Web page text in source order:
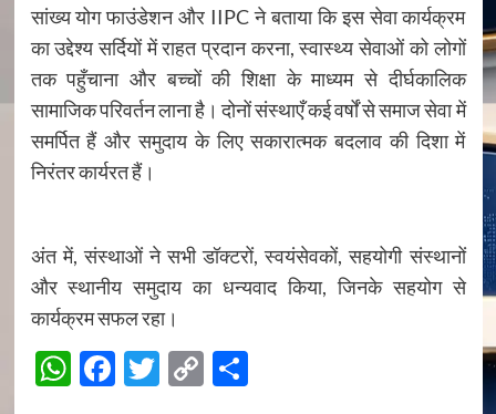
सांख्य योग फाउंडेशन और IIPC ने बताया कि इस सेवा कार्यक्रम
का उद्देश्य सर्दियों में राहत प्रदान करना, स्वास्थ्य सेवाओं को लोगों
तक पहुँचाना और बच्चों की शिक्षा के माध्यम से दीर्घकालिक
सामाजिक परिवर्तन लाना है। दोनों संस्थाएँ कई वर्षों से समाज सेवा में
समर्पित हैं और समुदाय के लिए सकारात्मक बदलाव की दिशा में
निरंतर कार्यरत हैं।
अंत में, संस्थाओं ने सभी डॉक्टरों, स्वयंसेवकों, सहयोगी संस्थानों
और स्थानीय समुदाय का धन्यवाद किया, जिनके सहयोग से
कार्यक्रम सफल रहा।
WhatsApp
Facebook
Twitter
CopyShare